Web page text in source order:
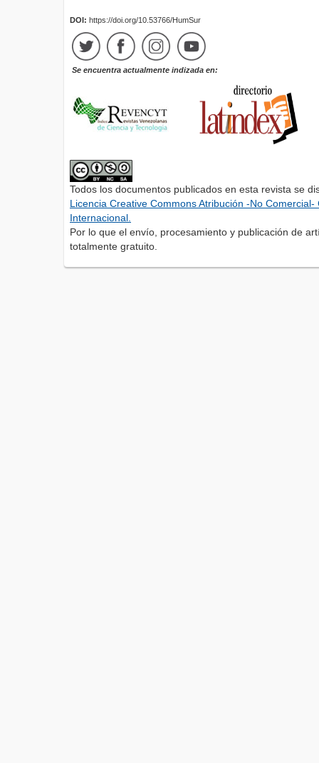
DOI: https://doi.org/10.53766/HumSur
Se encuentra actualmente indizada en:
Todos los documentos publicados en esta revista se
Licencia Creative Commons Atribución -No
Internacional.
Por lo que el envío, procesamiento y publicación de
totalmente gratuito.